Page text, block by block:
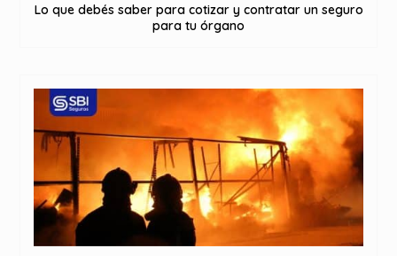
Lo que debés saber para cotizar y contratar un seguro
para tu órgano